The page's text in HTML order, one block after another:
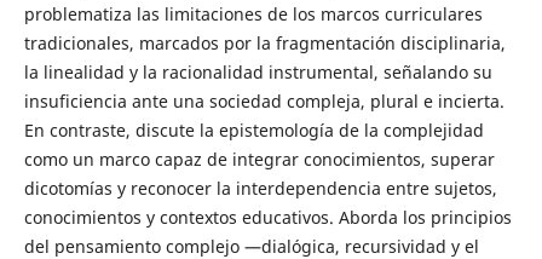
problematiza las limitaciones de los marcos curriculares
tradicionales, marcados por la fragmentación disciplinaria,
la linealidad y la racionalidad instrumental, señalando su
insuficiencia ante una sociedad compleja, plural e incierta.
En contraste, discute la epistemología de la complejidad
como un marco capaz de integrar conocimientos, superar
dicotomías y reconocer la interdependencia entre sujetos,
conocimientos y contextos educativos. Aborda los principios
del pensamiento complejo —dialógica, recursividad y el